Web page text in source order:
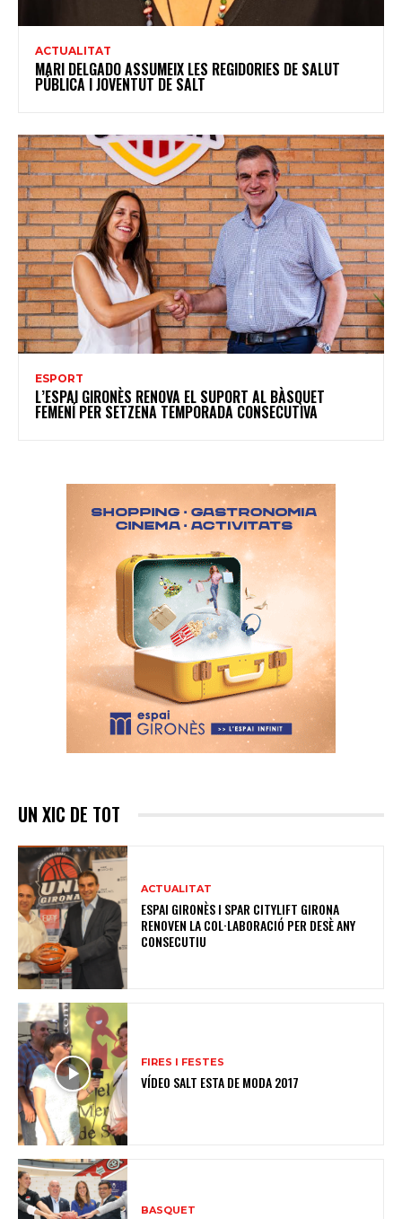
ACTUALITAT
MARI DELGADO ASSUMEIX LES REGIDORIES DE SALUT
PÚBLICA I JOVENTUT DE SALT
ESPORT
L’ESPAI GIRONÈS RENOVA EL SUPORT AL BÀSQUET
FEMENÍ PER SETZENA TEMPORADA CONSECUTIVA
UN XIC DE TOT
ACTUALITAT
ESPAI GIRONÈS I SPAR CITYLIFT GIRONA
RENOVEN LA COL·LABORACIÓ PER DESÈ ANY
CONSECUTIU
FIRES I FESTES
VÍDEO SALT ESTA DE MODA 2017
BASQUET